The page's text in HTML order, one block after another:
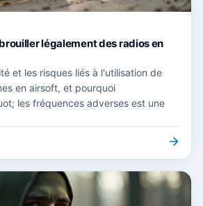
légalement des radios en
et les risques liés à l'utilisation de
en airsoft, et pourquoi
les fréquences adverses est une